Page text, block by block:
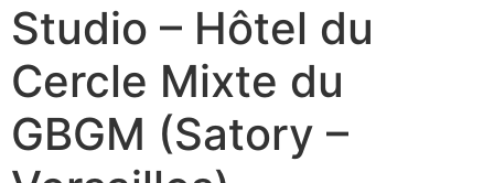
Studio – Hôtel du
Cercle Mixte du
GBGM (Satory –